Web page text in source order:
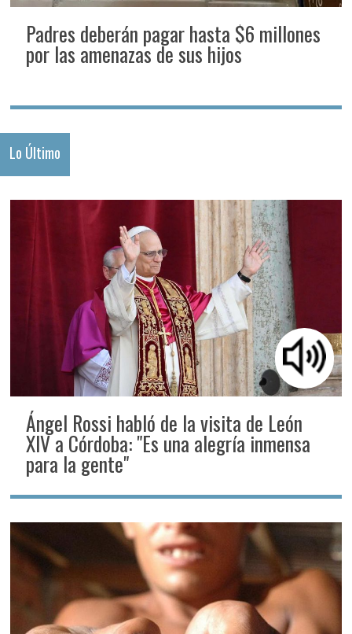
Padres deberán pagar hasta $6 millones
por las amenazas de sus hijos
Lo Último
Ángel Rossi habló de la visita de León
XIV a Córdoba: "Es una alegría inmensa
para la gente"